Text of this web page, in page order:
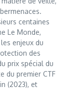
centaines
Le Monde,
enjeux du
des
prix spécial du
du premier CTF
(2023), et